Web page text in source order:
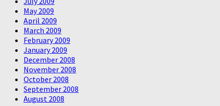
May 2009
April 2009
March 2009
February 2009
January 2009
December 2008
November 2008
October 2008
September 2008
August 2008